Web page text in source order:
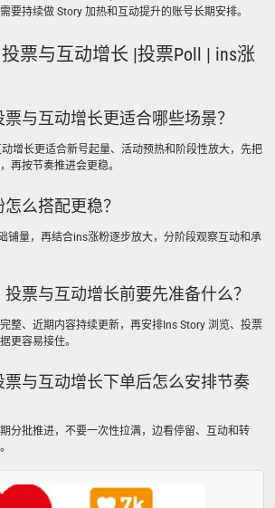
要持续做 Story 加热和互动提升的账号长期安排。
投票与互动增长 |投票Poll | ins涨
票与互动增长更适合哪些场景？
增长更适合新号起量、活动预热和阶段性放大，先把
再按节奏推进会更稳。
么搭配更稳？
铺量，再结合ins涨粉逐步放大，分阶段观察互动和承
投票与互动增长前要先准备什么？
整、近期内容持续更新，再安排Ins Story 浏览、投票
更容易接住。
票与互动增长下单后怎么安排节奏
分批推进，不要一次性拉满，边看停留、互动和转